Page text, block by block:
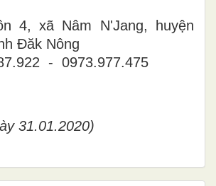
4, xã Nâm N'Jang, huyện
Đăk Nông
- 0973.977.475
31.01.2020)